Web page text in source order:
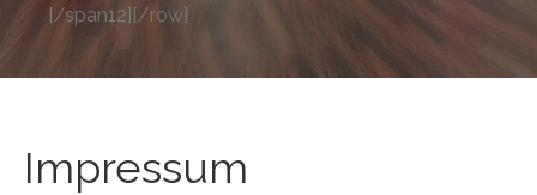
[/span12][/row]
Impressum